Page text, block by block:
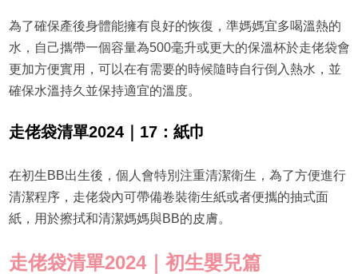
為了確保產後身體能擁有良好的恢復，準媽媽宜多喝溫熱的
水，自己攜帶一個容量為500毫升或更大的保溫杯於走佬袋會
更加方便實用，可以在有需要的時候隨時自行倒入熱水，並
確保水溫持久並保持適宜的溫度。
走佬袋清單2024｜17：紙巾
在初生BB出生後，個人會特別注重清潔衛生，為了方便進行
清潔程序，走佬袋內可帶備卷裝衛生紙或者便攜的抽式面
紙，用於擦拭和清潔媽媽與BB的皮膚。
走佬袋清單2024｜初生嬰兒篇